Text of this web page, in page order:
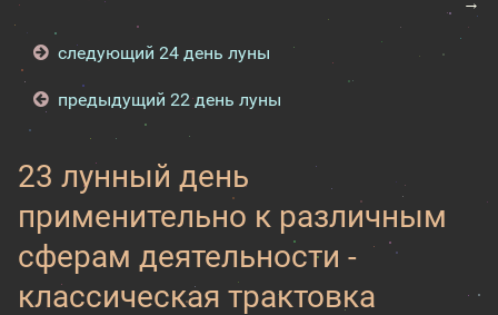
следующий 24 день луны
предыдущий 22 день луны
23 лунный день
применительно к различным
сферам деятельности -
классическая трактовка